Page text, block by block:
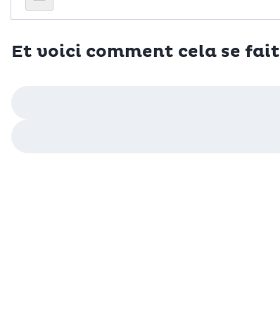
Réduire le nombre de personnes
Personnes
Et voici comment cela se fait